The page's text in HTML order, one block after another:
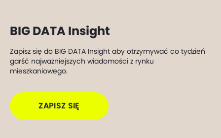
BIG DATA Insight
Zapisz się do BIG DATA Insight aby otrzymywać co tydzień
garść najważniejszych wiadomości z rynku
mieszkaniowego.
ZAPISZ SIĘ